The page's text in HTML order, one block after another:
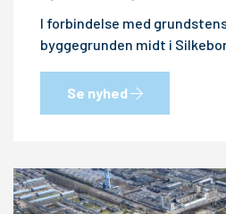
I forbindelse med
byggegrunden midt i
Se nyhed